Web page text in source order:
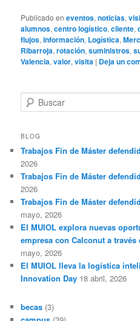
Publicado en eventos,noticias,
alumnos,centro logístico,cliente,
flujos,información, Logística,
Ribarroja,rotación,suministros,
Valencia,valor,visita | Deja un
u
c
r
BLOG
Trabajos Fin de Máster
2026
Trabajos Fin de Máster
2026
Trabajos Fin de Máster
mayo, 2026
El MUIOL explora nuevas
empresa con Calconut a
mayo, 2026
El MUIOL lleva la logística
Innovation Day 18 abril, 2026
becas (3)